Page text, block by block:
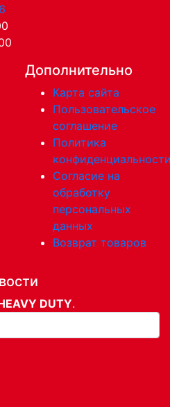
Дополнительно
Карта сайта
Пользовательское
соглашение
Политика
Согласие на
обработку
персональных
данных
Возврат товаров
DUTY.